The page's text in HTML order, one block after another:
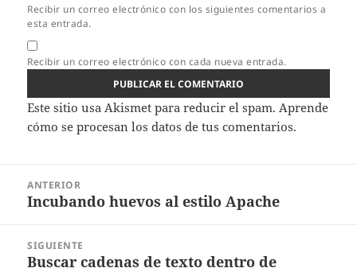
Recibir un correo electrónico con los siguientes comentarios a
esta entrada.
Recibir un correo electrónico con cada nueva entrada.
Este sitio usa Akismet para reducir el spam.Aprende
cómo se procesan los datos de tus comentarios.
entradas
ANTERIOR
Entrada
Incubando huevos al estilo Apache
SIGUIENTE
Entrada
Buscar cadenas de texto dentro de